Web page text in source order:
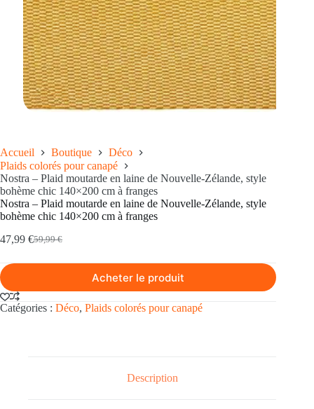
Accueil Boutique
Déco
Plaids colorés pour canapé
Nostra – Plaid moutarde en laine de Nouvelle-Zélande, style
bohème chic 140×200 cm à franges
Nostra – Plaid moutarde en laine de Nouvelle-Zélande, style
bohème chic 140×200 cm à franges
59,99€
Le
59,99 €.
47,99 €Le
47,99 €.
Acheter le produit
Catégories : Déco, Plaids colorés pour canapé
Description